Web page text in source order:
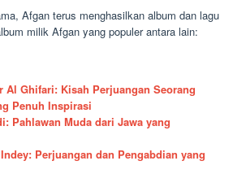
Afgan terus menghasilkan album dan lagu
milik Afgan yang populer antara lain:
Al Ghifari: Kisah Perjuangan Seorang
Penuh Inspirasi
Pahlawan Muda dari Jawa yang
Perjuangan dan Pengabdian yang